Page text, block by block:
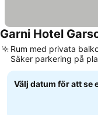
Garni Hotel
Rum med privata
Säker parkering på
Välj datum för att se